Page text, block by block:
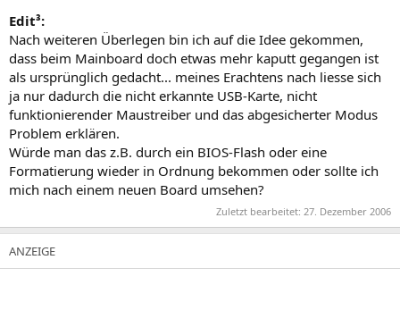
Edit³:
Nach weiteren Überlegen bin ich auf die Idee gekommen,
dass beim Mainboard doch etwas mehr kaputt gegangen ist
als ursprünglich gedacht... meines Erachtens nach liesse sich
ja nur dadurch die nicht erkannte USB-Karte, nicht
funktionierender Maustreiber und das abgesicherter Modus
Problem erklären.
Würde man das z.B. durch ein BIOS-Flash oder eine
Formatierung wieder in Ordnung bekommen oder sollte ich
mich nach einem neuen Board umsehen?
Zuletzt bearbeitet: 27. Dezember 2006